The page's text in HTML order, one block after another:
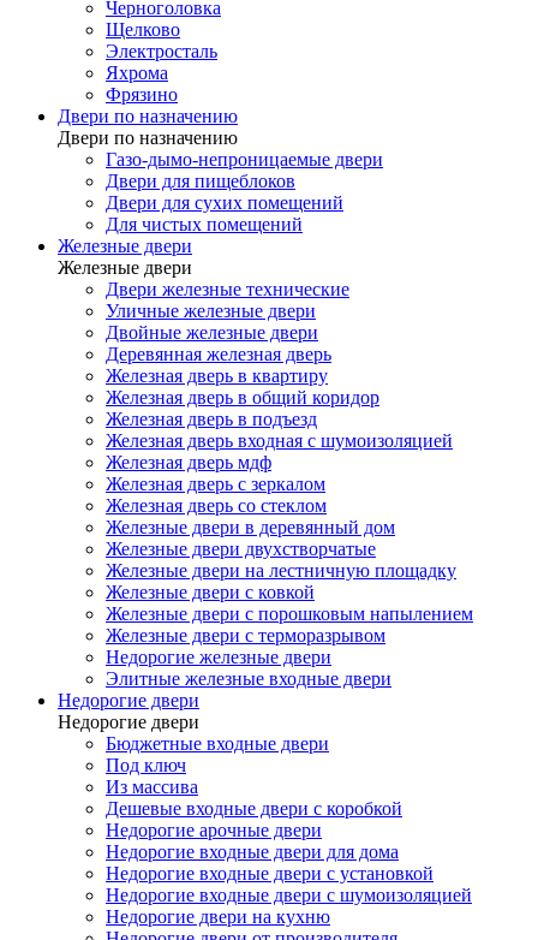
Черноголовка
Щелково
Электросталь
Яхрома
Фрязино
Двери по назначению
Двери по назначению
Газо-дымо-непроницаемые двери
Двери для пищеблоков
Двери для сухих помещений
Для чистых помещений
Железные двери
Железные двери
Двери железные технические
Уличные железные двери
Двойные железные двери
Деревянная железная дверь
Железная дверь в квартиру
Железная дверь в общий коридор
Железная дверь в подъезд
Железная дверь входная с шумоизоляцией
Железная дверь мдф
Железная дверь с зеркалом
Железная дверь со стеклом
Железные двери в деревянный дом
Железные двери двухстворчатые
Железные двери на лестничную площадку
Железные двери с ковкой
Железные двери с порошковым напылением
Железные двери с терморазрывом
Недорогие железные двери
Элитные железные входные двери
Недорогие двери
Недорогие двери
Бюджетные входные двери
Под ключ
Из массива
Дешевые входные двери с коробкой
Недорогие арочные двери
Недорогие входные двери для дома
Недорогие входные двери с установкой
Недорогие входные двери с шумоизоляцией
Недорогие двери на кухню